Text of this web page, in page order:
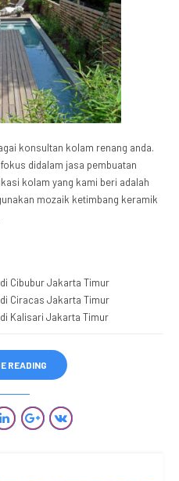
konsultan kolam renang anda.
didalam jasa pembuatan
kolam yang kami beri adalah
mozaik ketimbang keramik
Cibubur Jakarta Timur
Ciracas Jakarta Timur
Kalisari Jakarta Timur
READING